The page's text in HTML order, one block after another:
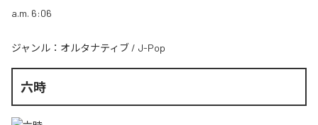
a.m. 6:06
ジャンル： オルタナティブ / J-Pop
六時